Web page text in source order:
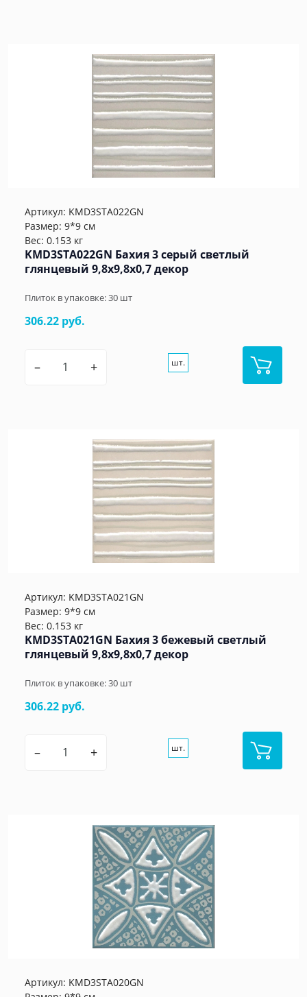
Артикул: KMD3STA022GN
Размер: 9*9 см
Вес: 0.153 кг
KMD3STA022GN Бахия 3 серый светлый
глянцевый 9,8x9,8x0,7 декор
Плиток в упаковке:30 шт
306.22 руб.
– + шт.
Артикул: KMD3STA021GN
Размер: 9*9 см
Вес: 0.153 кг
KMD3STA021GN Бахия 3 бежевый светлый
глянцевый 9,8x9,8x0,7 декор
Плиток в упаковке:30 шт
306.22 руб.
– + шт.
Артикул: KMD3STA020GN